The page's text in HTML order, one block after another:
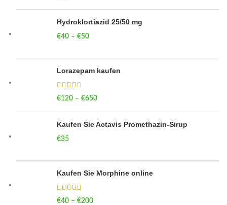
Hydroklortiazid 25/50 mg
€40 – €50
Lorazepam kaufen
€120 – €650
Kaufen Sie Actavis Promethazin-Sirup
€35
Kaufen Sie Morphine online
€40 – €200